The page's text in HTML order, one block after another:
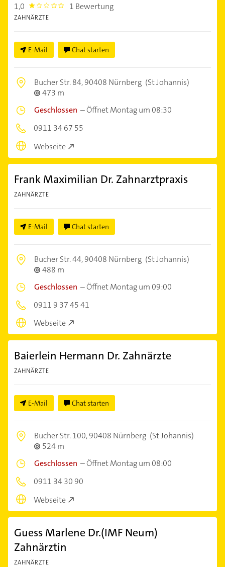
1,0 1.0 1 Bewertung
ZAHNÄRZTE
E-Mail Chat starten
Bucher Str. 84,90408 Nürnberg (St Johannis)
473 m
Geschlossen –Öffnet Montag um 08:30
0911 34 67 55
Webseite
Frank Maximilian Dr. Zahnarztpraxis
ZAHNÄRZTE
E-Mail Chat starten
Bucher Str. 44,90408 Nürnberg (St Johannis)
488 m
Geschlossen –Öffnet Montag um 09:00
0911 9 37 45 41
Webseite
Baierlein Hermann Dr. Zahnärzte
ZAHNÄRZTE
E-Mail Chat starten
Bucher Str. 100,90408 Nürnberg (St Johannis)
524 m
Geschlossen –Öffnet Montag um 08:00
0911 34 30 90
Webseite
Guess Marlene Dr.(IMF Neum)
Zahnärztin
ZAHNÄRZTE